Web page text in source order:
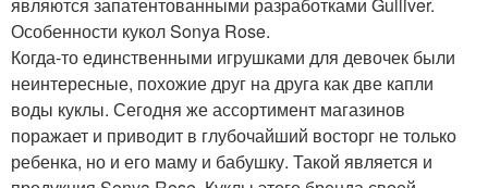
Особенности кукол Sonya Rose.
Когда-то единственными игрушками для девочек были
неинтересные, похожие друг на друга как две капли
воды куклы. Сегодня же ассортимент магазинов
поражает и приводит в глубочайший восторг не только
ребенка, но и его маму и бабушку. Такой является и